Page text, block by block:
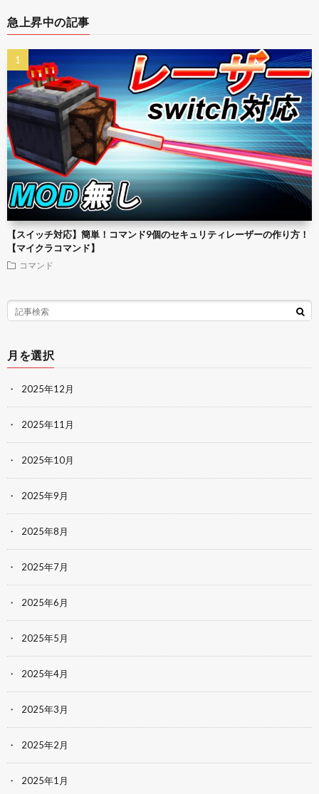
急上昇中の記事
【スイッチ対応】簡単！コマンド9個のセキュリティレーザーの作り方！
【マイクラコマンド】
コマンド
月を選択
2025年12月
2025年11月
2025年10月
2025年9月
2025年8月
2025年7月
2025年6月
2025年5月
2025年4月
2025年3月
2025年2月
2025年1月